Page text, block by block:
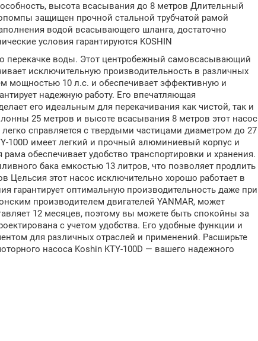
высота всасывания до 8 метров Длительный
защищен прочной стальной трубчатой рамой
водой всасывающего шланга, достаточно
условия гарантируются KOSHIN
перекачке воды. Этот центробежный самовсасывающий
исключительную производительность в различных
мощностью 10 л.с. и обеспечивает эффективную и
надежную работу. Его впечатляющая
его идеальным для перекачивания как чистой, так и
25 метров и высоте всасывания 8 метров этот насос
справляется с твердыми частицами диаметром до 27
100D имеет легкий и прочный алюминиевый корпус и
обеспечивает удобство транспортировки и хранения.
бака емкостью 13 литров, что позволяет продлить
Цельсия этот насос исключительно хорошо работает в
гарантирует оптимальную производительность даже при
производителем двигателей YANMAR, может
12 месяцев, поэтому вы можете быть спокойны за
с учетом удобства. Его удобные функции и
для различных отраслей и применений. Расширьте
насоса Koshin KTY-100D — вашего надежного